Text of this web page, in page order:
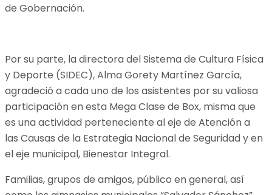
de Gobernación.
Por su parte, la directora del Sistema de Cultura Física
y Deporte (SIDEC), Alma Gorety Martínez García,
agradeció a cada uno de los asistentes por su valiosa
participación en esta Mega Clase de Box, misma que
es una actividad perteneciente al eje de Atención a
las Causas de la Estrategia Nacional de Seguridad y en
el eje municipal, Bienestar Integral.
Familias, grupos de amigos, público en general, así